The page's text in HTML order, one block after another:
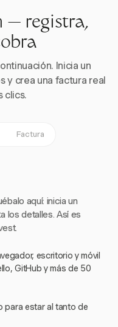
— registra,
Inicia un
y crea una factura real
clics.
Factura
aquí: inicia un
los detalles. Así es
escritorio y móvil
GitHub y más de 50
para estar al tanto de